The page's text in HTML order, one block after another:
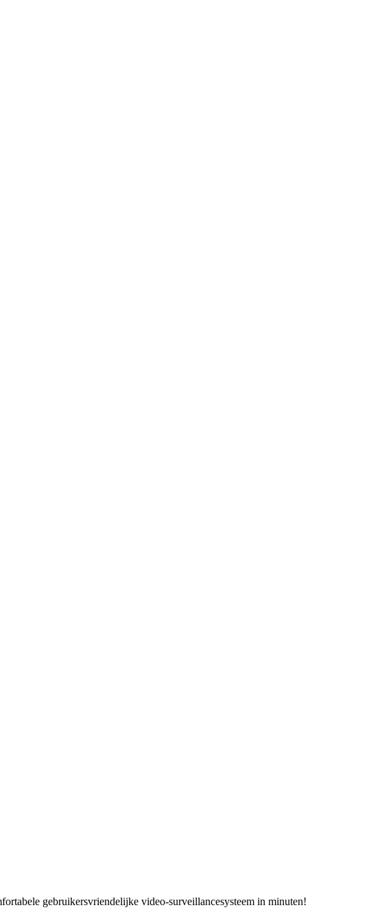
gebruikersvriendelijke video-surveillancesysteem in minuten!